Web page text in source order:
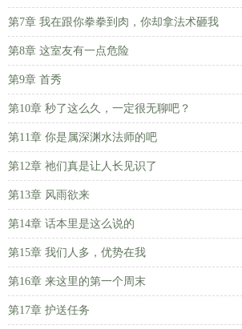
第7章 我在跟你拳拳到肉，你却拿法术砸我
第8章 这室友有一点危险
第9章 首秀
第10章 秒了这么久，一定很无聊吧？
第11章 你是属深渊水法师的吧
第12章 祂们真是让人长见识了
第13章 风雨欲来
第14章 话本里是这么说的
第15章 我们人多，优势在我
第16章 来这里的第一个周末
第17章 护送任务